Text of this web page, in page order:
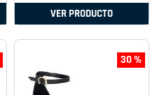
VER PRODUCTO
30 %